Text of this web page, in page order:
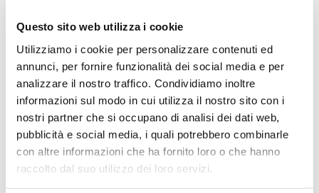
Questo sito web utilizza i cookie
Utilizziamo i cookie per personalizzare contenuti ed
annunci, per fornire funzionalità dei social media e per
analizzare il nostro traffico. Condividiamo inoltre
informazioni sul modo in cui utilizza il nostro sito con i
nostri partner che si occupano di analisi dei dati web,
pubblicità e social media, i quali potrebbero combinarle
con altre informazioni che ha fornito loro o che hanno
raccolto dal suo utilizzo dei loro servizi.
Scuola Privata Turismo Milano-Liceo delle Scienze Umane
Liceo Scientifico Milano
Contattaci per maggiori informazioni:info@istitutofreud.it
Lascia un commento
L'indirizzo email non verrà pubblicato. I campi
obbligatori sono contrassegnati con*